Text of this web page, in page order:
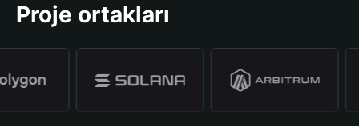
Proje ortakları